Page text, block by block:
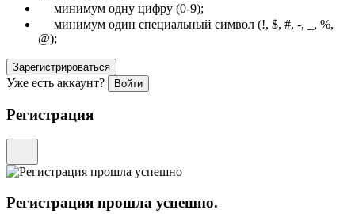
минимум одну цифру (0-9);
минимум один специальный символ (!, $, #, -, _, %,
@);
Зарегистрироваться
Уже есть аккаунт? Войти
Регистрация
Регистрация прошла успешно.